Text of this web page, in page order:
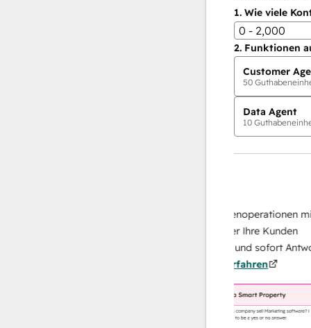
1. Wie viele
0 - 2,000
2. Funktionen
Customer
50
Data Agent
10
Skalieren Sie Ihrer Datenoperationen mit
KI-gestützten Agent, der Ihre Kunden
recherchiert, analysiert und sofort Antworten
Mehr erfahren